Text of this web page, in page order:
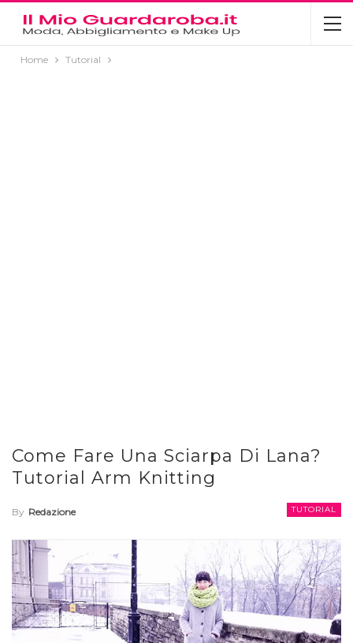
Home Tutorial
Come Fare Una Sciarpa Di Lana?
Tutorial Arm Knitting
TUTORIAL
By Redazione